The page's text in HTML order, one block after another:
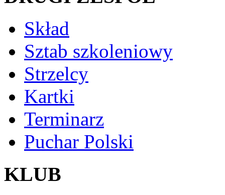
Skład
Sztab szkoleniowy
Strzelcy
Kartki
Terminarz
Puchar Polski
KLUB